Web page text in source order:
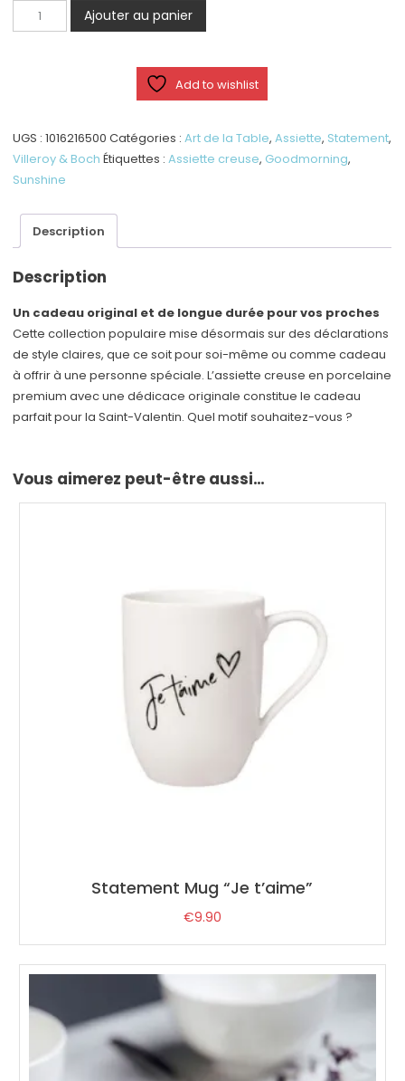
quantité
de
«
je
t'aime
Ajouter au panier
Add to wishlist
UGS :1016216500 Catégories :Art de la Table,Assiette, Statement,
Villeroy & Boch Étiquettes :Assiette creuse, Goodmorning,
Sunshine
Description
Description
Un cadeau original et de longue durée pour vos proches
Cette collection populaire mise désormais sur des déclarations
de style claires, que ce soit pour soi-même ou comme cadeau
à offrir à une personne spéciale. L’assiette creuse en porcelaine
premium avec une dédicace originale constitue le cadeau
parfait pour la Saint-Valentin. Quel motif souhaitez-vous ?
Vous aimerez peut-être aussi…
Statement Mug “Je t’aime”
€9.90